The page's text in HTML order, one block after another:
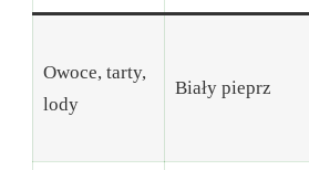
Owoce, tarty,
lody
Biały pieprz